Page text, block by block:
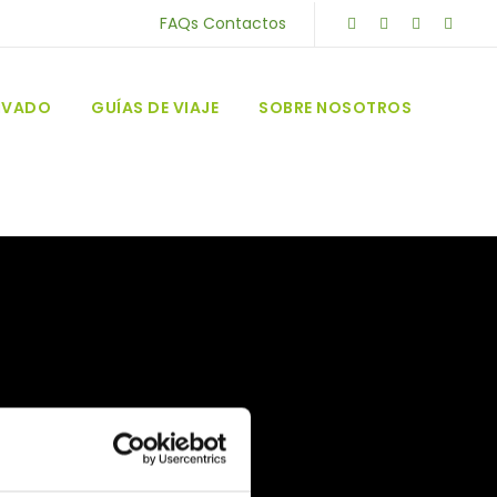
FAQs Contactos
GUÍAS DE VIAJE SOBRE NOSOTROS